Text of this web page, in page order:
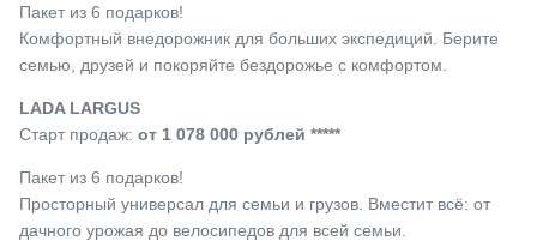
Пакет из 6 подарков!
Комфортный внедорожник для больших экспедиций. Берите
семью, друзей и покоряйте бездорожье с комфортом.
LADA LARGUS
Старт продаж: от 1 078 000 рублей *****
Пакет из 6 подарков!
Просторный универсал для семьи и грузов. Вместит всё: от
дачного урожая до велосипедов для всей семьи.